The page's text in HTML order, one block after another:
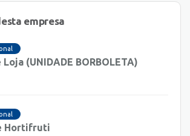
empresa
(UNIDADE BORBOLETA)
Hortifruti